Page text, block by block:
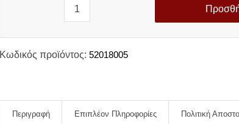
Κωδικός προϊόντος: 52018005
Περιγραφή Επιπλέον Πληροφορίες Πολιτική